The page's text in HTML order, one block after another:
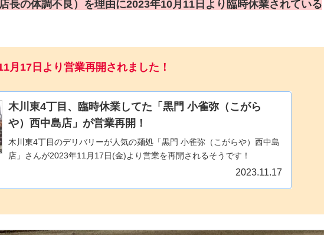
長の体調不良）を理由に2023年10月11日より臨時休業されている
月17日より営業再開されました！
木川東4丁目、臨時休業してた「黒門 小雀弥（こがら
や）西中島店」が営業再開！
木川東4丁目のデリバリーが人気の麺処「黒門 小雀弥（こがらや）西中島
店」さんが2023年11月17日(金)より営業を再開されるそうです！
2023.11.17